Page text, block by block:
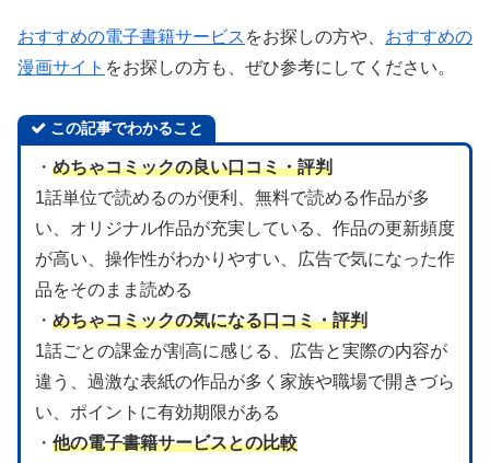
おすすめの電子書籍サービス をお探しの方や、 おすすめの
漫画サイト をお探しの方も、ぜひ参考にしてください。
この記事でわかること
・ めちゃコミックの良い口コミ・評判
1話単位で読めるのが便利、無料で読める作品が多
い、オリジナル作品が充実している、作品の更新頻度
が高い、操作性がわかりやすい、広告で気になった作
品をそのまま読める
・ めちゃコミックの気になる口コミ・評判
1話ごとの課金が割高に感じる、広告と実際の内容が
違う、過激な表紙の作品が多く家族や職場で開きづら
い、ポイントに有効期限がある
・ 他の電子書籍サービスとの比較